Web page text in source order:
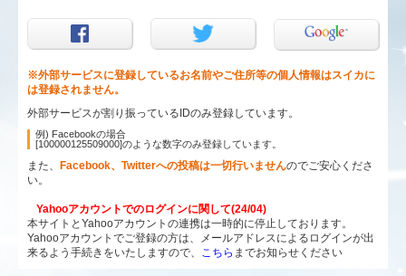
※外部サービスに登録しているお名前やご住所等の個人情報はスイカに
は登録されません。
外部サービスが割り振っているIDのみ登録しています。
例) Facebookの場合
[100000125509000]のような数字のみ登録しています。
また、 Facebook、Twitterへの投稿は一切行いませんのでご安心くださ
い。
Yahooアカウントでのログインに関して(24/04)
本サイトとYahooアカウントの連携は一時的に停止しております。
Yahooアカウントでご登録の方は、メールアドレスによるログインが出
来るよう手続きをいたしますので、 こちら までお知らせください